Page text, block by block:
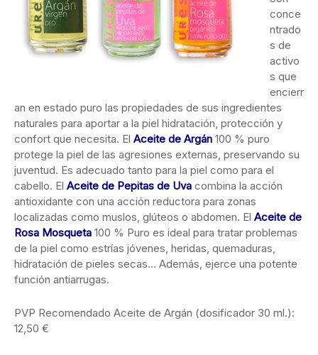
conce
ntrado
s de
activo
s que
encierr
an en estado puro las propiedades de sus ingredientes
naturales para aportar a la piel hidratación, protección y
confort que necesita. El Aceite de Argán 100 % puro
protege la piel de las agresiones externas, preservando su
juventud. Es adecuado tanto para la piel como para el
cabello. El Aceite de Pepitas de Uva combina la acción
antioxidante con una acción reductora para zonas
localizadas como muslos, glúteos o abdomen. El Aceite de
Rosa Mosqueta 100 % Puro es ideal para tratar problemas
de la piel como estrías jóvenes, heridas, quemaduras,
hidratación de pieles secas… Además, ejerce una potente
función antiarrugas.
PVP Recomendado Aceite de Argán (dosificador 30 ml.):
12,50 €